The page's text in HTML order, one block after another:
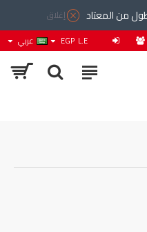
من المعتاد
إغلاق
L.E
EGP عربي